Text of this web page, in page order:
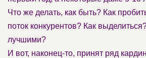
Что же делать, как быть? Как
поток конкурентов? Как
лучшими?
И вот, наконец-то, принят ряд